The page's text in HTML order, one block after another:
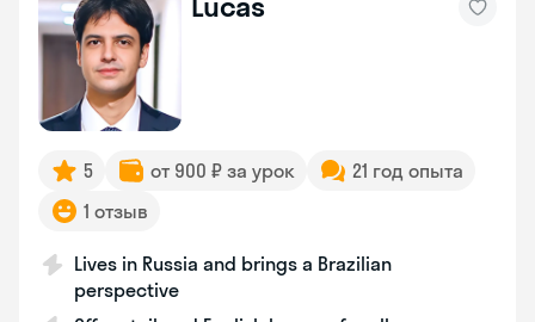
5 от 900 ₽ за урок
21 год опыта
1 отзыв
Lives in Russia and brings a Brazilian
perspective